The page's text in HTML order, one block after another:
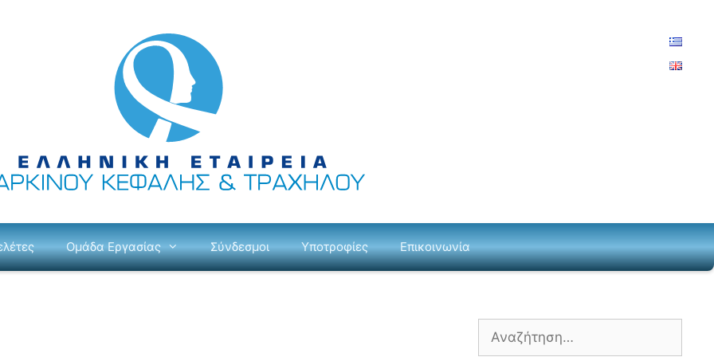
Ομάδα Εργασίας Σύνδεσμοι Υποτροφίες Επικοινωνία
Αναζήτηση